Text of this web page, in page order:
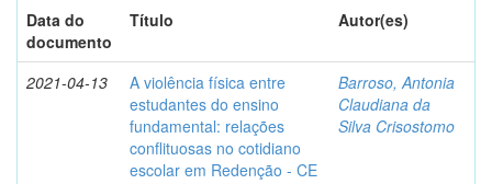
Data do
documento
Título Autor(es)
2021-04-13
A violência física entre
estudantes do ensino
fundamental: relações
conflituosas no cotidiano
escolar em Redenção - CE
Barroso, Antonia
Claudiana da
Silva Crisostomo